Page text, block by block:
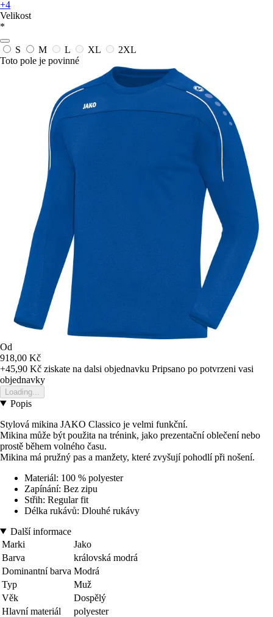
+4
Velikost
*
S M L XL
2XL
Toto pole je povinné
Od
918,00 Kč
+45,90 Kč ziskate na dalsi objednavku Pripsano po potvrzeni vasi
objednavky
Loading...
Popis
Stylová mikina JAKO Classico je velmi funkční.
Mikina může být použita na trénink, jako prezentační oblečení nebo
prostě během volného času.
Mikina má pružný pas a manžety, které zvyšují pohodlí při nošení.
Materiál: 100 % polyester
Zapínání: Bez zipu
Střih: Regular fit
Délka rukávů: Dlouhé rukávy
Další informace
Marki
Jako
Barva
královská modrá
Dominantní barva Modrá
Typ
Muž
Věk
Dospělý
Hlavní materiál
polyester